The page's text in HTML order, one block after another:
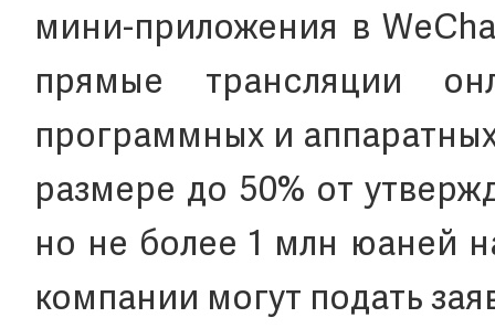
мини-приложения в
прямые трансляции
программных и
размере до 50% от
но не более 1 млн юаней
компании могут подать